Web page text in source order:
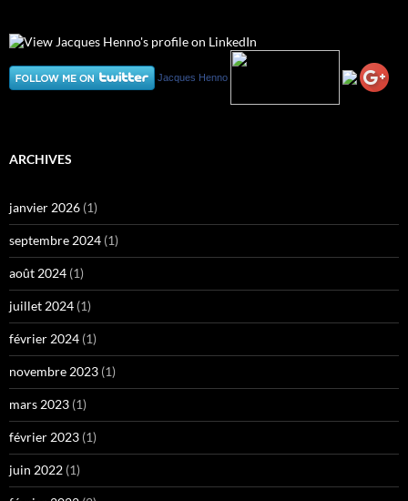
Jacques Henno
ARCHIVES
janvier 2026 (1)
septembre 2024 (1)
août 2024 (1)
juillet 2024 (1)
février 2024 (1)
novembre 2023 (1)
mars 2023 (1)
février 2023 (1)
juin 2022 (1)